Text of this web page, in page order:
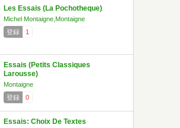
Les Essais (La Pochotheque)
Michel Montaigne,Montaigne
登録
1
Essais (Petits Classiques
Larousse)
Montaigne
登録
0
Essais: Choix De Textes